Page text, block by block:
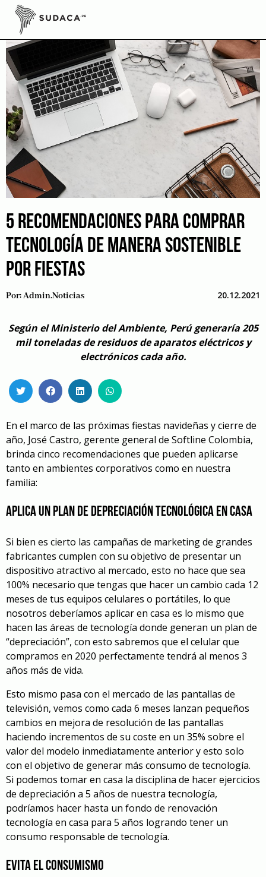
Skip
content
5 RECOMENDACIONES PARA COMPRAR
TECNOLOGÍA DE MANERA SOSTENIBLE
POR FIESTAS
Por:Admin.noticias 20.12.2021
Según el Ministerio del Ambiente, Perú generaría 205
mil toneladas de residuos de aparatos eléctricos y
electrónicos cada año.
En el marco de las próximas fiestas navideñas y cierre de
año, José Castro, gerente general de Softline Colombia,
brinda cinco recomendaciones que pueden aplicarse
tanto en ambientes corporativos como en nuestra
familia:
Aplica un plan de depreciación tecnológica en casa
Si bien es cierto las campañas de marketing de grandes
fabricantes cumplen con su objetivo de presentar un
dispositivo atractivo al mercado, esto no hace que sea
100% necesario que tengas que hacer un cambio cada 12
meses de tus equipos celulares o portátiles, lo que
nosotros deberíamos aplicar en casa es lo mismo que
hacen las áreas de tecnología donde generan un plan de
“depreciación”, con esto sabremos que el celular que
compramos en 2020 perfectamente tendrá al menos 3
años más de vida.
Esto mismo pasa con el mercado de las pantallas de
televisión, vemos como cada 6 meses lanzan pequeños
cambios en mejora de resolución de las pantallas
haciendo incrementos de su coste en un 35% sobre el
valor del modelo inmediatamente anterior y esto solo
con el objetivo de generar más consumo de tecnología.
Si podemos tomar en casa la disciplina de hacer ejercicios
de depreciación a 5 años de nuestra tecnología,
podríamos hacer hasta un fondo de renovación
tecnología en casa para 5 años logrando tener un
consumo responsable de tecnología.
Evita el consumismo